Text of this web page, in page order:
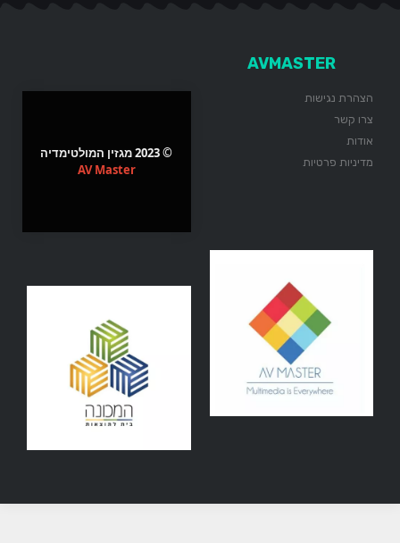
AVMASTER
הצהרת נגישות
צרו קשר
אודות
מדיניות פרטיות
© 2023 מגזין המולטימדיה
AV Master